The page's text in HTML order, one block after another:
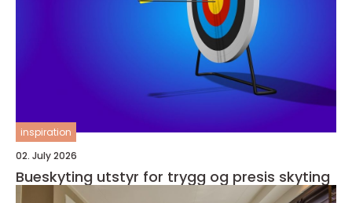
inspiration
02. July 2026
Bueskyting utstyr for trygg og presis skyting